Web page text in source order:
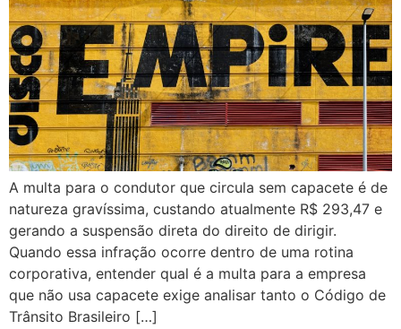
A multa para o condutor que circula sem capacete é de
natureza gravíssima, custando atualmente R$ 293,47 e
gerando a suspensão direta do direito de dirigir.
Quando essa infração ocorre dentro de uma rotina
corporativa, entender qual é a multa para a empresa
que não usa capacete exige analisar tanto o Código de
Trânsito Brasileiro […]